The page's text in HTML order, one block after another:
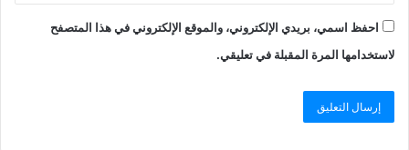
احفظ اسمي، بريدي الإلكتروني، والموقع الإلكتروني في هذا المتصفح
لاستخدامها المرة المقبلة في تعليقي.